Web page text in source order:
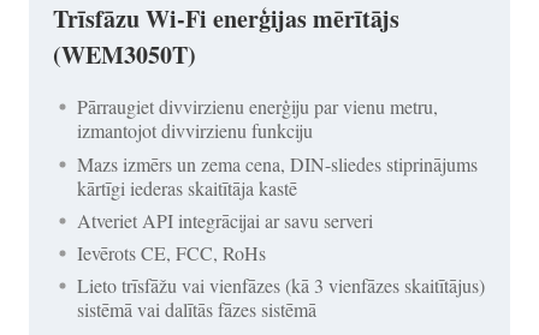
Trīsfāzu Wi-Fi enerģijas mērītājs
(WEM3050T)
Pārraugiet divvirzienu enerģiju par vienu metru,
izmantojot divvirzienu funkciju
Mazs izmērs un zema cena, DIN-sliedes stiprinājums
kārtīgi iederas skaitītāja kastē
Atveriet API integrācijai ar savu serveri
Ievērots CE, FCC, RoHs
Lieto trīsfāžu vai vienfāzes (kā 3 vienfāzes skaitītājus)
sistēmā vai dalītās fāzes sistēmā